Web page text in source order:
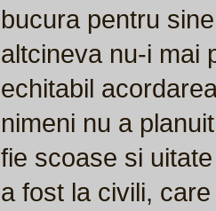
bucura pentru
altcineva nu-i mai
echitabil
nimeni nu a
fie scoase si
a fost la civili,